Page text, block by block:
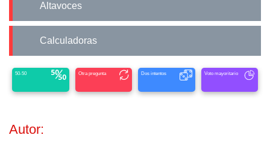
Altavoces
Calculadoras
50-50 Otra pregunta Dos intentos Voto mayoritario
Autor: